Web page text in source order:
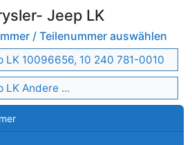
Jeep LK
/ Teilenummer auswählen
LK 10096656, 10 240 781-0010
LK Andere ...